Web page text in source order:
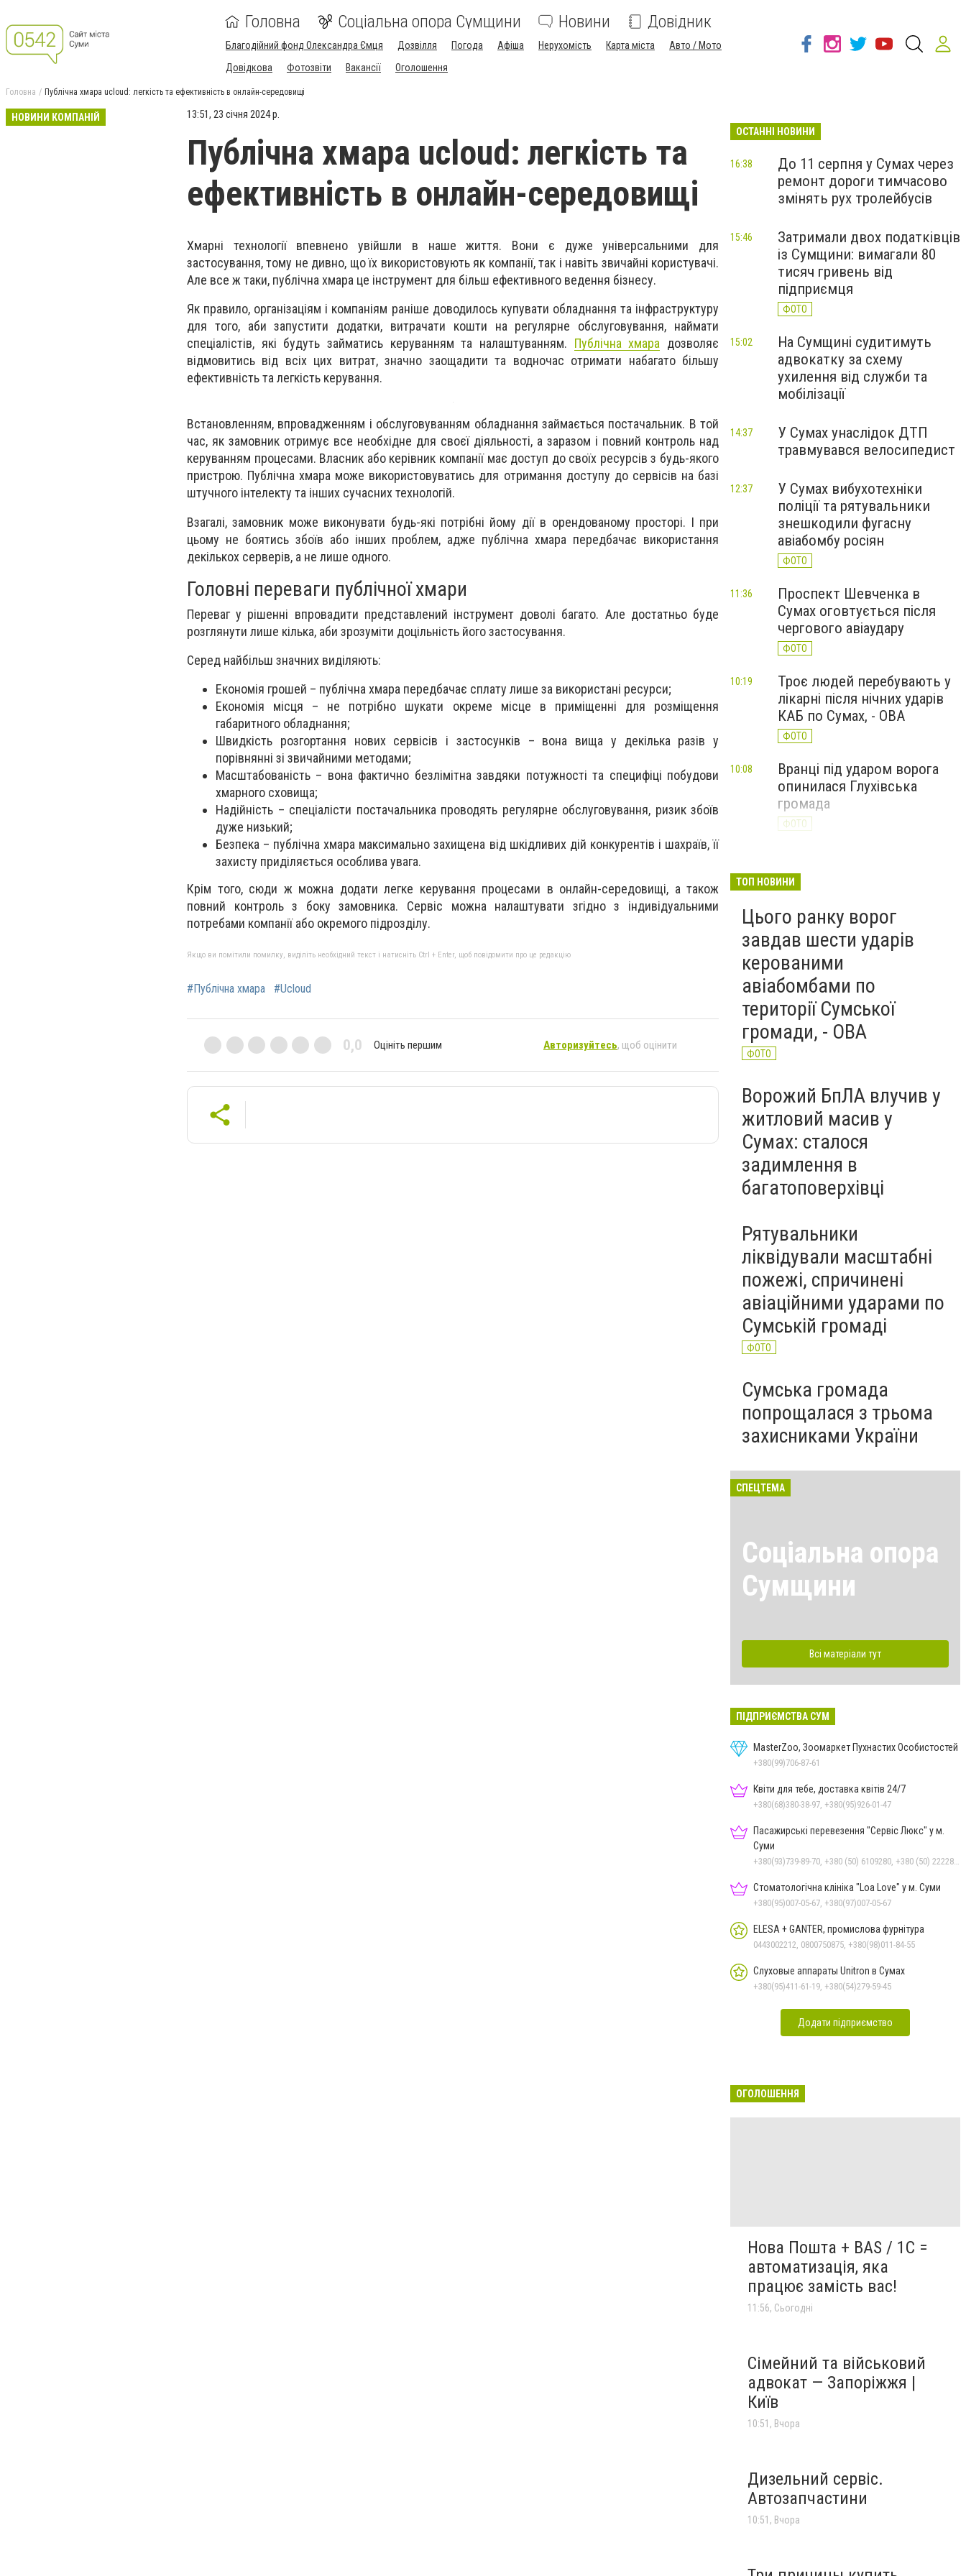
Головна Соціальна опора Сумщини Новини Довідник
Благодійний фонд Олександра Ємця Дозвілля Погода Афіша Нерухомість Карта міста
Авто / Мото
Довідкова
Фотозвіти Вакансії Оголошення
Головна Публічна хмара ucloud: легкість та ефективність в онлайн-середовищі
НОВИНИ КОМПАНІЙ 13:51, 23 січня 2024 р.
Публічна хмара ucloud: легкість та
ефективність в онлайн-середовищі
Хмарні технології впевнено увійшли в наше життя. Вони є дуже універсальними для
застосування, тому не дивно, що їх використовують як компанії, так і навіть звичайні користувачі.
Але все ж таки, публічна хмара це інструмент для більш ефективного ведення бізнесу.
Як правило, організаціям і компаніям раніше доводилось купувати обладнання та інфраструктуру
для того, аби запустити додатки, витрачати кошти на регулярне обслуговування, наймати
спеціалістів, які будуть займатись керуванням та налаштуванням. Публічна хмара дозволяє
відмовитись від всіх цих витрат, значно заощадити та водночас отримати набагато більшу
ефективність та легкість керування.
Встановленням, впровадженням і обслуговуванням обладнання займається постачальник. В той
час, як замовник отримує все необхідне для своєї діяльності, а заразом і повний контроль над
керуванням процесами. Власник або керівник компанії має доступ до своїх ресурсів з будь-якого
пристрою. Публічна хмара може використовуватись для отримання доступу до сервісів на базі
штучного інтелекту та інших сучасних технологій.
Взагалі, замовник може виконувати будь-які потрібні йому дії в орендованому просторі. І при
цьому не боятись збоїв або інших проблем, адже публічна хмара передбачає використання
декількох серверів, а не лише одного.
Головні переваги публічної хмари
Переваг у рішенні впровадити представлений інструмент доволі багато. Але достатньо буде
розглянути лише кілька, аби зрозуміти доцільність його застосування.
Серед найбільш значних виділяють:
Економія грошей – публічна хмара передбачає сплату лише за використані ресурси;
Економія місця – не потрібно шукати окреме місце в приміщенні для розміщення
габаритного обладнання;
Швидкість розгортання нових сервісів і застосунків – вона вища у декілька разів у
порівнянні зі звичайними методами;
Масштабованість – вона фактично безлімітна завдяки потужності та специфіці побудови
хмарного сховища;
Надійність – спеціалісти постачальника проводять регулярне обслуговування, ризик збоїв
дуже низький;
Безпека – публічна хмара максимально захищена від шкідливих дій конкурентів і шахраїв, її
захисту приділяється особлива увага.
Крім того, сюди ж можна додати легке керування процесами в онлайн-середовищі, а також
повний контроль з боку замовника. Сервіс можна налаштувати згідно з індивідуальними
потребами компанії або окремого підрозділу.
Якщо ви помітили помилку, виділіть необхідний текст і натисніть Ctrl + Enter, щоб повідомити про це редакцію
#Публічна хмара #Ucloud
0,0 Оцініть першим Авторизуйтесь, щоб оцінити
ОСТАННІ НОВИНИ
До 11 серпня у Сумах через
ремонт дороги тимчасово
змінять рух тролейбусів
16:38
Затримали двох податківців
із Сумщини: вимагали 80
тисяч гривень від
підприємця
ФОТО
15:46
На Сумщині судитимуть
адвокатку за схему
ухилення від служби та
мобілізації
15:02
У Сумах унаслідок ДТП
травмувався велосипедист
14:37
У Сумах вибухотехніки
поліції та рятувальники
знешкодили фугасну
авіабомбу росіян
ФОТО
12:37
Проспект Шевченка в
Сумах оговтується після
чергового авіаудару
ФОТО
11:36
Троє людей перебувають у
лікарні після нічних ударів
КАБ по Сумах, - ОВА
ФОТО
10:19
Вранці під ударом ворога
опинилася Глухівська
громада
ФОТО
10:08
ТОП НОВИНИ
Цього ранку ворог
завдав шести ударів
керованими
авіабомбами по
території Сумської
громади, - ОВА
ФОТО
Ворожий БпЛА влучив у
житловий масив у
Сумах: сталося
задимлення в
багатоповерхівці
Рятувальники
ліквідували масштабні
пожежі, спричинені
авіаційними ударами по
Сумській громаді
ФОТО
Сумська громада
попрощалася з трьома
захисниками України
СПЕЦТЕМА
Соціальна опора
Сумщини
Всі матеріали тут
ПІДПРИЄМСТВА СУМ
MasterZoo, Зоомаркет Пухнастих Особистостей
+380(99)706-87-61
Квіти для тебе, доставка квітів 24/7
+380(68)380-38-97, +380(95)926-01-47
Пасажирські перевезення "Сервіс Люкс" у м.
Суми
Стоматологічна клініка "Loa Love" у м. Суми
+380(95)007-05-67, +380(97)007-05-67
ELESA + GANTER, промислова фурнітура
0443002212, 0800750875, +380(98)011-84-55
Слуховые аппараты Unitron в Сумах
+380(95)411-61-19, +380(54)279-59-45
Додати підприємство
ОГОЛОШЕННЯ
Нова Пошта + BAS / 1C =
автоматизація, яка
працює замість вас!
11:56, Сьогодні
Сімейний та військовий
адвокат — Запоріжжя |
Київ
10:51, Вчора
Дизельний сервіс.
Автозапчастини
10:51, Вчора